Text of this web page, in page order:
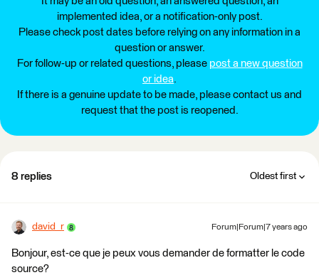
implemented idea, or a notification-only post.
Please check post dates before relying on any information in a
question or answer.
For follow-up or related questions, please post a new question
or idea.
If there is a genuine update to be made, please contact us and
request that the post is reopened.
8 replies Oldest first
david_r Forum|Forum|7 years ago
Bonjour, est-ce que je peux vous demander de formatter le code
source?